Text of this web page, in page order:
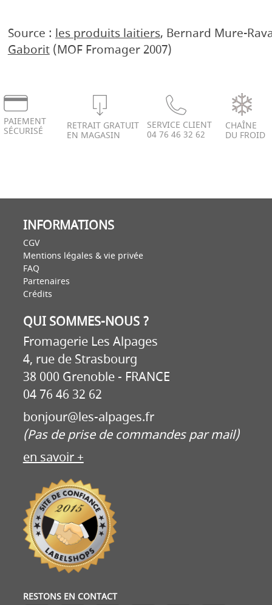
Source :les produits laitiers, Bernard Mure-
Gaborit(MOF Fromager 2007)
PAIEMENT
SÉCURISÉ RETRAIT GRATUIT
EN MAGASIN
SERVICE CLIENT
04 76 46 32 62
CHAÎNE
DU FROID
INFORMATIONS
CGV
Mentions légales & vie privée
FAQ
Partenaires
Crédits
QUI SOMMES-NOUS ?
Fromagerie Les Alpages
4, rue de Strasbourg
38 000 Grenoble - FRANCE
04 76 46 32 62
bonjour@les-alpages.fr
(Pas de prise de commandes par mail)
en savoir +
RESTONS EN CONTACT